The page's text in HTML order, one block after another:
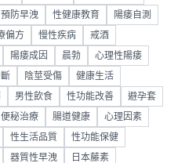
預防早洩 性健康教育 陽痿自測
偏方 慢性疾病 戒酒
陽痿成因 晨勃 心理性陽痿
陰莖受傷 健康生活
男性飲食 性功能改善 避孕套
便秘治療 腸道健康 心理因素
性生活品質 性功能保健
器質性早洩 日本藤素